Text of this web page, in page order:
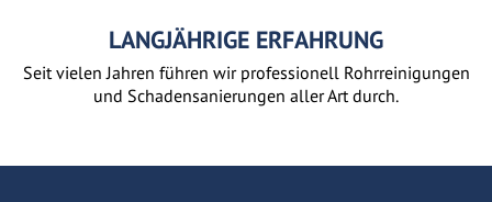
LANGJÄHRIGE ERFAHRUNG
Seit vielen Jahren führen wir professionell Rohrreinigungen
und Schadensanierungen aller Art durch.